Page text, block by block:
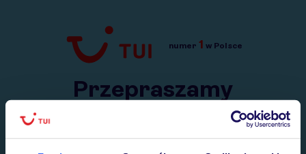
Przejdź do TUI.pl
numer 1 w Polsce
Przepraszamy
Wysłaliśmy nasz serwis na krótkie wakacje.